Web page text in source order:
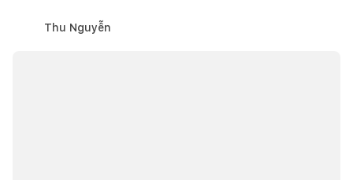
Thu Nguyễn